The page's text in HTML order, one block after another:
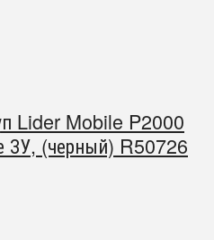
Lider Mobile P2000
ЗУ, (черный) R50726